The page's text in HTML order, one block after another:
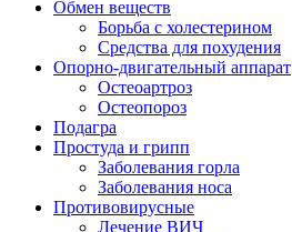
Обмен веществ
Борьба с холестерином
Средства для похудения
Опорно-двигательный аппарат
Остеоартроз
Остеопороз
Подагра
Простуда и грипп
Заболевания горла
Заболевания носа
Противовирусные
Лечение ВИЧ